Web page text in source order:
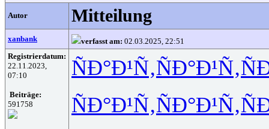
Autor Mitteilung
xanbank verfasst am: 02.03.2025, 22:51
Registrierdatum:
22.11.2023,
07:10
Beiträge:
591758
ÑÐ°Ð¹Ñ‚ÑÐ°Ð¹Ñ‚
ÑÐ°Ð¹Ñ‚ÑÐ°Ð¹Ñ‚